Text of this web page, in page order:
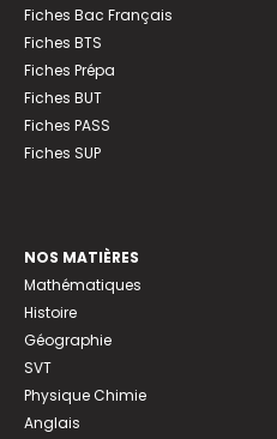
Fiches Bac Français
Fiches BTS
Fiches Prépa
Fiches BUT
Fiches PASS
Fiches SUP
NOS MATIÈRES
Mathématiques
Histoire
Géographie
SVT
Physique Chimie
Anglais